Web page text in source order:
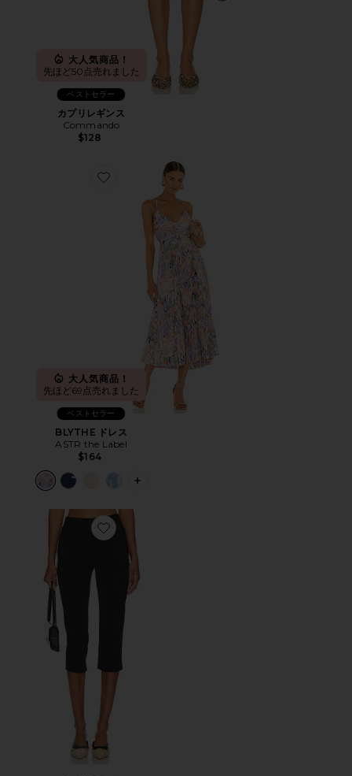
大人気商品！
先ほど50点売れました
ベストセラー
カプリレギンス
Commando
$128
Favorite BLYTHE ドレス
大人気商品！
先ほど69点売れました
ベストセラー
BLYTHE ドレス
ASTR the Label
$164
PLUS ICON TO SEE MORE OPTIONS
Favorite カプリパンツ